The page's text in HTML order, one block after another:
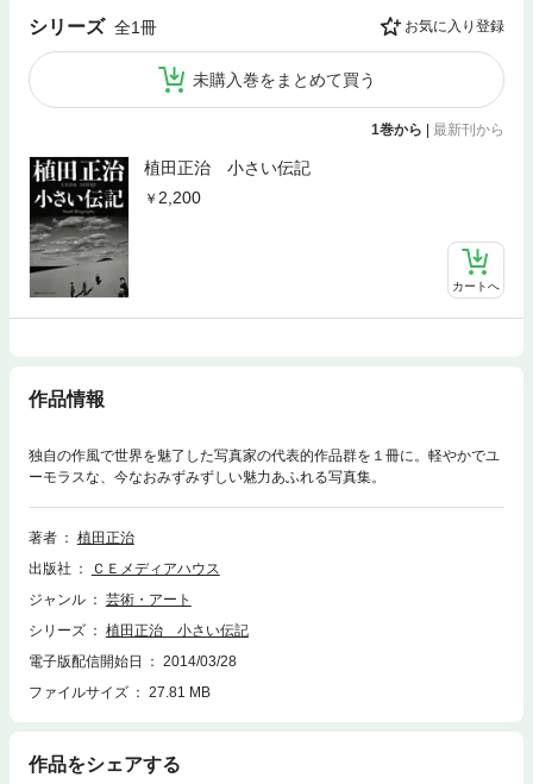
シリーズ 全1冊 お気に入り登録
未購入巻をまとめて買う
1巻から 最新刊から
植田正治 小さい伝記
2,200
カートへ
作品情報
独自の作風で世界を魅了した写真家の代表的作品群を１冊に。軽やかでユ
ーモラスな、今なおみずみずしい魅力あふれる写真集。
著者
植田正治
出版社
ＣＥメディアハウス
ジャンル
芸術・アート
シリーズ
植田正治 小さい伝記
電子版配信開始日
2014/03/28
ファイルサイズ
27.81 MB
作品をシェアする